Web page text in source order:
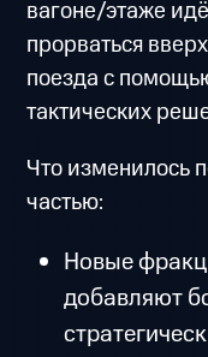
вагоне/этаже
прорваться
поезда с
тактических
Что изменилось
частью:
Новые
добавляют